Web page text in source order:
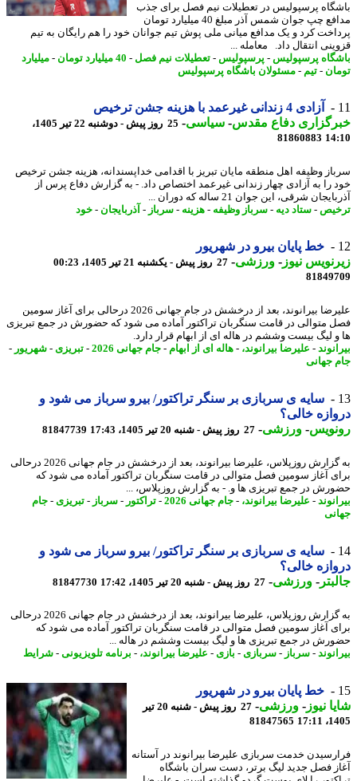
پرسپولیس در تعطیلات نیم فصل برای جذب
مدافع چپ جوان شمس آذر مبلغ 40 میلیارد تومان
کرد و یک مدافع میانی ملی پوش تیم جوانان خود را هم رایگان به تیم
انتقال داد. معامله ...
پرسپولیس-پرسپولیس-تعطیلات نیم فصل-40 میلیارد تومان -میلیارد
-تیم -مسئولان باشگاه پرسپولیس
آزادی 4 زندانی غیرعمد با هزینه جشن ترخیص
دفاع مقدس-سیاسی-
25 روز پیش - دوشنبه 22 تیر 1405،
81860883
وظیفه اهل منطقه مایان تبریز با اقدامی خداپسندانه، هزینه جشن ترخیص
را به آزادی چهار زندانی غیرعمد اختصاص داد. - به گزارش دفاع پرس از
شرقی، این جوان 21 ساله که دوران ...
-ستاد دیه-سرباز وظیفه-هزینه- سرباز- آذربایجان-خود
خط پایان بیرو در شهریور
نیوز-ورزشی-27 روز پیش - یکشنبه 21 تیر 1405، 00:23
علیرضا بیرانوند، بعد از درخشش در جام جهانی 2026 درحالی برای آغاز سومین
متوالی در قامت سنگربان تراکتور آماده می شود که حضورش در جمع تبریزی
لیگ بیست وششم در هاله ای از ابهام قرار دارد.
-علیرضا بیرانوند،-هاله ای از ابهام -جام جهانی 2026 -تبریزی - شهریور-
جهانی
سایه ی سربازی بر سنگر تراکتور/ بیرو سرباز می شود و
خالی؟
-ورزشی-27 روز پیش - شنبه 20 تیر 1405، 17:43 81847739
به گزارش روزپلاس، علیرضا بیرانوند، بعد از درخشش در جام جهانی 2026 درحالی
آغاز سومین فصل متوالی در قامت سنگربان تراکتور آماده می شود که
در جمع تبریزی ها و. - به گزارش روزپلاس، ...
-علیرضا بیرانوند،-جام جهانی 2026 -تراکتور -سرباز- تبریزی - جام
سایه ی سربازی بر سنگر تراکتور/ بیرو سرباز می شود و
خالی؟
-ورزشی-27 روز پیش - شنبه 20 تیر 1405، 17:42 81847730
به گزارش روزپلاس، علیرضا بیرانوند، بعد از درخشش در جام جهانی 2026 درحالی
آغاز سومین فصل متوالی در قامت سنگربان تراکتور آماده می شود که
در جمع تبریزی ها و لیگ بیست وششم در هاله ...
-سرباز- سربازی - بازی - علیرضا بیرانوند،-برنامه تلویزیونی-شرایط
خط پایان بیرو در شهریور
نیوز-ورزشی-
27 روز پیش - شنبه 20 تیر
81847565
خدمت سربازی علیرضا بیرانوند در آستانه
فصل جدید لیگ برتر، دست سران باشگاه